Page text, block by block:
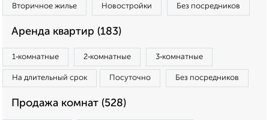
Вторичное жилье Новостройки Без посредников
Аренда квартир (183)
1‑комнатные 2‑комнатные 3‑комнатные
На длительный срок Посуточно Без посредников
Продажа комнат (528)